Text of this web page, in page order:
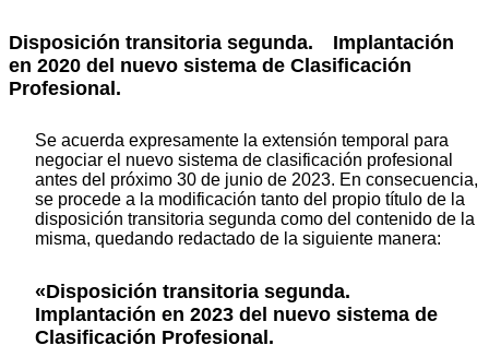
Disposición transitoria segunda. Implantación
en 2020 del nuevo sistema de Clasificación
Profesional.
Se acuerda expresamente la extensión temporal para
negociar el nuevo sistema de clasificación profesional
antes del próximo 30 de junio de 2023. En consecuencia,
se procede a la modificación tanto del propio título de la
disposición transitoria segunda como del contenido de la
misma, quedando redactado de la siguiente manera:
«Disposición transitoria segunda.
Implantación en 2023 del nuevo sistema de
Clasificación Profesional.